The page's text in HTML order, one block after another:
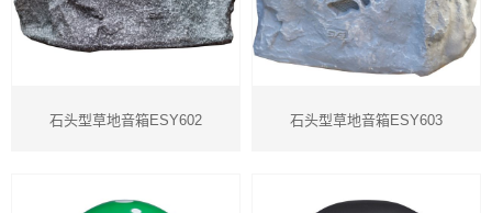
石头型草地音箱ESY602 石头型草地音箱ESY603